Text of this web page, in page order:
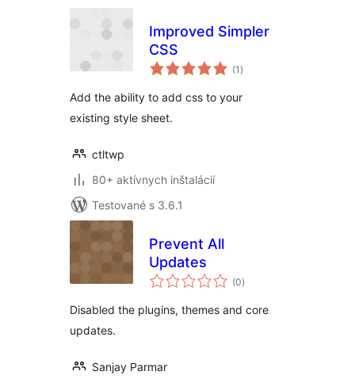
Improved Simpler
CSS
(1 celkové
hodnotenie
)
Add the ability to add css to your
existing style sheet.
ctltwp
80+ aktívnych inštalácií
Testované s 3.6.1
Prevent All
Updates
(0celkové
hodnotenie
)
Disabled the plugins, themes and core
updates.
Sanjay Parmar